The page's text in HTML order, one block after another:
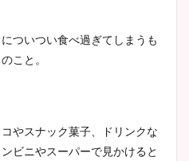
ついつい食べ過ぎてしまうも
こと。
やスナック菓子、ドリンクな
ビニやスーパーで見かけると